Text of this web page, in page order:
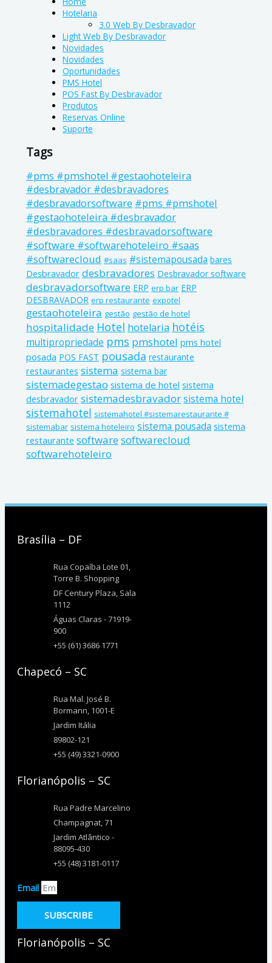
Hotelaria
3.0 Web By Desbravador
Light Web By Desbravador
Novidades
Novidades
Oportunidades
PMS Hotel
POS Fast By Desbravador
Produtos
Reservas Online
Suporte
Tags
#pms #pmshotel #gestaohoteleira
#desbravador #desbravadores
#desbravadorsoftware #pms #pmshotel
#gestaohoteleira #desbravador
#desbravadores #desbravadorsoftware
#software #softwarehoteleiro #saas
#softwarecloud #saas #sistemapousada bares
Desbravador desbravadores Desbravador software
desbravadorsoftware ERP erp bar ERP
DESBRAVADOR erp restaurante expotel
gestaohoteleira gestão gestão de hotel
hospitalidade Hotel hotelaria hotéis
multipropriedade pms pmshotel pms hotel
posada POS FAST pousada restaurante
restaurantes sistema sistema bar
sistemadegestao sistema de hotel sistema
desbravador sistemadesbravadorsistema hotel
sistemahotel sistemahotel #sistemarestaurante #
sistemabar sistema hoteleiro sistema pousada sistema
restaurante softwaresoftwarecloud
softwarehoteleiro
Brasília – DF
Rua Copaíba Lote 01,
Torre B. Shopping
DF Century Plaza, Sala
1112
Águas Claras - 71919-
900
+55 (61) 3686 1771
Chapecó – SC
Rua Mal. José B.
Bormann, 1001-E
Jardim Itália
89802-121
+55 (49) 3321-0900
Florianópolis – SC
Rua Padre Marcelino
Champagnat, 71
Jardim Atlântico -
88095-430
+55 (48) 3181-0117
Email
SUBSCRIBE
Florianópolis – SC